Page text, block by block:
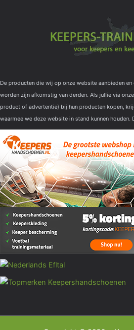
De producten die wij op onze website aanbieden
worden zijn afkomstig van derden. Als jullie via
product of advertentie) bij hun producten kopen,
waarmee we deze website in stand kunnen houden.